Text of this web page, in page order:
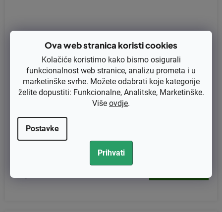
Ova web stranica koristi cookies
Kolačiće koristimo kako bismo osigurali
funkcionalnost web stranice, analizu prometa i u
marketinške svrhe. Možete odabrati koje kategorije
želite dopustiti: Funkcionalne, Analitske, Marketinške.
Više ovdje.
Postavke
Prihvati